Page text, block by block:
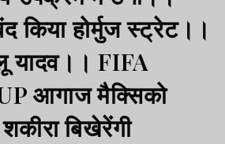
किया होर्मुज स्ट्रेट।।
यादव।। FIFA
आगाज मैक्सिको
बिखेरेंगी